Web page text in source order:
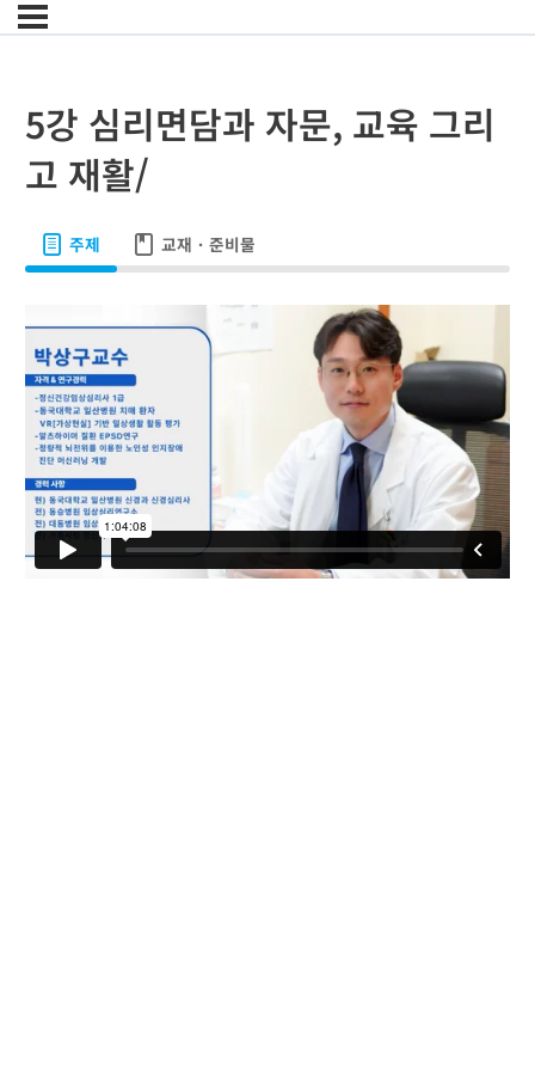
5강 심리면담과 자문, 교육 그리
고 재활/
주제 교재 · 준비물